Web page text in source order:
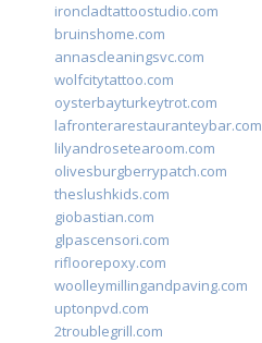
ironcladtattoostudio.com
bruinshome.com
annascleaningsvc.com
wolfcitytattoo.com
oysterbayturkeytrot.com
lafronterarestauranteybar.com
lilyandrosetearoom.com
olivesburgberrypatch.com
theslushkids.com
giobastian.com
glpascensori.com
rifloorepoxy.com
woolleymillingandpaving.com
uptonpvd.com
2troublegrill.com